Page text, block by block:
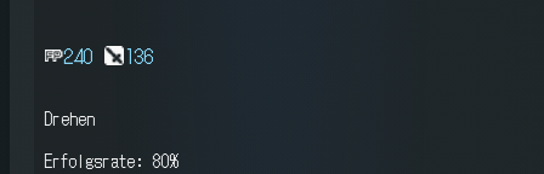
240 136
Drehen
Erfolgsrate: 80%